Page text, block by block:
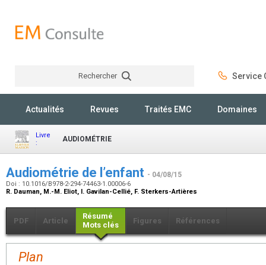
Rechercher Service
Actualités Revues Traités EMC Domaines
Livre
:
AUDIOMÉTRIE
Audiométrie de l’enfant - 04/08/15
Doi : 10.1016/B978-2-294-74463-1.00006-6
R. Dauman, M.-M. Eliot, I. Gavilan-Cellié, F. Sterkers-Artières
PDF Article
Résumé
Mots clés
Figures Références
Plan